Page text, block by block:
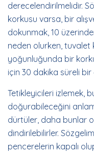
derecelendirilmelidir.
korkusu varsa, bir
dokunmak, 10
neden olurken, tuvalet
yoğunluğunda bir
için 30 dakika süreli
Tetikleyicileri izlemek,
doğurabileceğini
dürtüler, daha bunlar
dindirilebilirler.
pencerelerin kapalı